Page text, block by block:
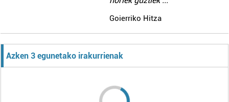
Goierriko Hitza
Azken 3 egunetako irakurrienak